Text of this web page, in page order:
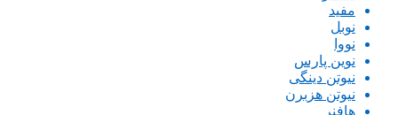
مفید
نوبل
نووا
نوین پارس
نیوتن دینگی
نیوتن هزبرن
هافنر